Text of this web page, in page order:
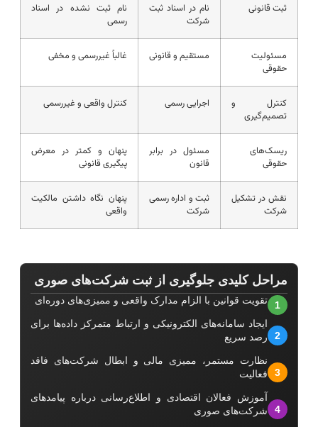
ثبت قانونی
نام در اسناد ثبت
شرکت
نام ثبت نشده در اسناد
رسمی
مسئولیت
حقوقی
مستقیم و قانونی غالباً غیررسمی و مخفی
کنترل و
تصمیم‌گیری
اجرایی رسمی کنترل واقعی و غیررسمی
ریسک‌های
حقوقی
مسئول در برابر
قانون
پنهان و کمتر در معرض
پیگیری قانونی
نقش در تشکیل
شرکت
ثبت و اداره رسمی
شرکت
پنهان نگاه داشتن مالکیت
واقعی
مراحل کلیدی جلوگیری از ثبت شرکت‌های صوری
1 تقویت قوانین با الزام مدارک واقعی و ممیزی‌های دوره‌ای
2
ایجاد سامانه‌های الکترونیکی و ارتباط متمرکز داده‌ها برای
رصد سریع
3
نظارت مستمر، ممیزی مالی و ابطال شرکت‌های فاقد
فعالیت
4
آموزش فعالان اقتصادی و اطلاع‌رسانی درباره پیامدهای
شرکت‌های صوری